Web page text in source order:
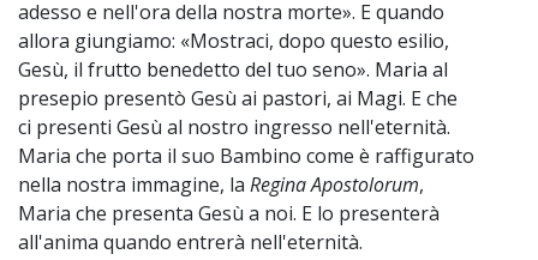
adesso e nell'ora della nostra morte». E quando
allora giungiamo: «Mostraci, dopo questo esilio,
Gesù, il frutto benedetto del tuo seno». Maria al
presepio presentò Gesù ai pastori, ai Magi. E che
ci presenti Gesù al nostro ingresso nell'eternità.
Maria che porta il suo Bambino come è raffigurato
nella nostra immagine, la Regina Apostolorum,
Maria che presenta Gesù a noi. E lo presenterà
all'anima quando entrerà nell'eternità.